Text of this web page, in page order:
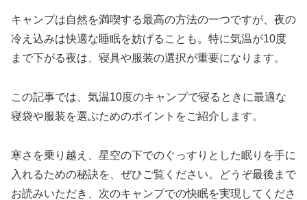
キャンプは自然を満喫する最高の方法の一つですが、夜の
冷え込みは快適な睡眠を妨げることも。特に気温が10度
まで下がる夜は、寝具や服装の選択が重要になります。
この記事では、気温10度のキャンプで寝るときに最適な
寝袋や服装を選ぶためのポイントをご紹介します。
寒さを乗り越え、星空の下でのぐっすりとした眠りを手に
入れるための秘訣を、ぜひご覧ください。どうぞ最後まで
お読みいただき、次のキャンプでの快眠を実現してくださ